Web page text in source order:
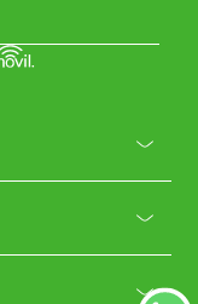
+
+
+